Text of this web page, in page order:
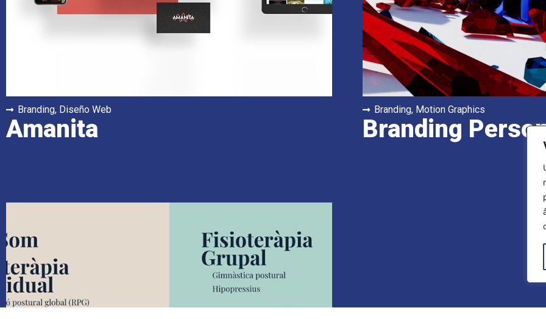
Branding, Diseño Web
Amanita
Branding, Motion Graphics
Branding